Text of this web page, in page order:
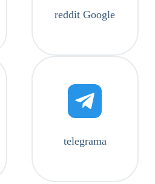
reddit Google
telegrama